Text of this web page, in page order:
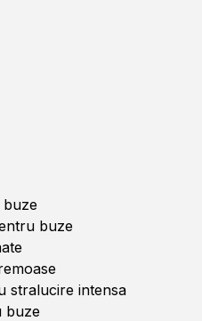
buze
stralucire intensa
buze